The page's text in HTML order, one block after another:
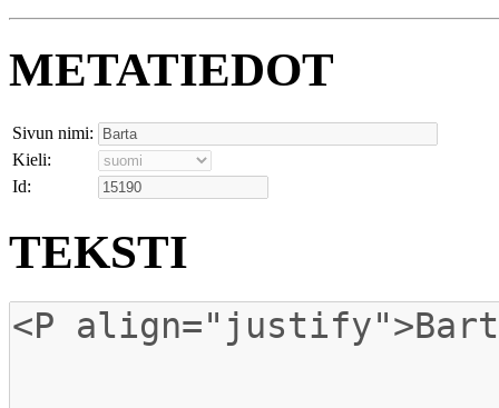
METATIEDOT
Sivun nimi:
Kieli:
Id:
TEKSTI